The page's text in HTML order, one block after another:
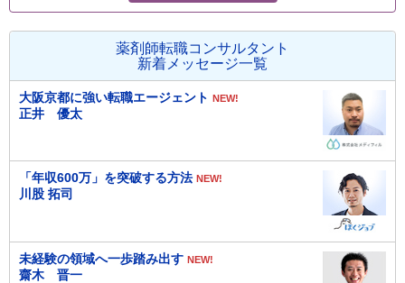
薬剤師転職コンサルタント
新着メッセージ一覧
大阪京都に強い転職エージェント NEW!
正井 優太
「年収600万」を突破する方法 NEW!
川股 拓司
未経験の領域へ一歩踏み出す NEW!
齋木 晋一